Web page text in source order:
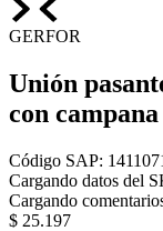
GERFOR
Unión
con campana
Código SAP:
Cargando datos del
Cargando
$ 25.197